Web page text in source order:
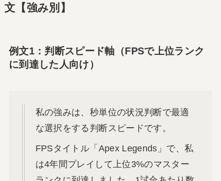
文【強み別】
例文1：判断スピード軸（FPSで上位ランク
に到達した人向け）
私の強みは、秒単位の状況判断で最適
な選択をする判断スピードです。
FPSタイトル「Apex Legends」で、私
は4年間プレイして上位3%のマスター